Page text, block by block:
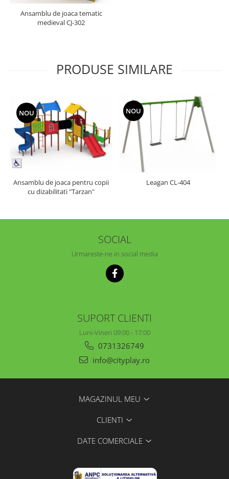
Ansamblu de joaca tematic
medieval CJ-302
PRODUSE SIMILARE
NOU
Ansamblu de joaca pentru copii
cu dizabilitati "Tarzan"
NOU
Leagan CL-404
SOCIAL
Urmareste-ne in social media
SUPORT CLIENTI
Luni-Vineri 09:00 - 17:00
0731326749
info@cityplay.ro
MAGAZINUL MEU
CLIENTI
DATE COMERCIALE